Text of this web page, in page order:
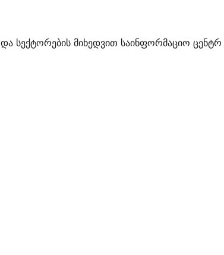
სექტორების მიხედვით საინფორმაციო ცენტრ